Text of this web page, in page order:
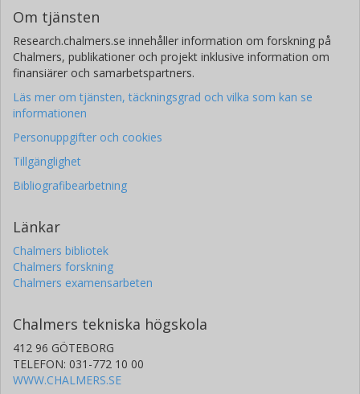
Om tjänsten
Research.chalmers.se innehåller information om forskning på
Chalmers, publikationer och projekt inklusive information om
finansiärer och samarbetspartners.
Läs mer om tjänsten, täckningsgrad och vilka som kan se
informationen
Personuppgifter och cookies
Tillgänglighet
Bibliografibearbetning
Länkar
Chalmers bibliotek
Chalmers forskning
Chalmers examensarbeten
Chalmers tekniska högskola
412 96 GÖTEBORG
TELEFON: 031-772 10 00
WWW.CHALMERS.SE